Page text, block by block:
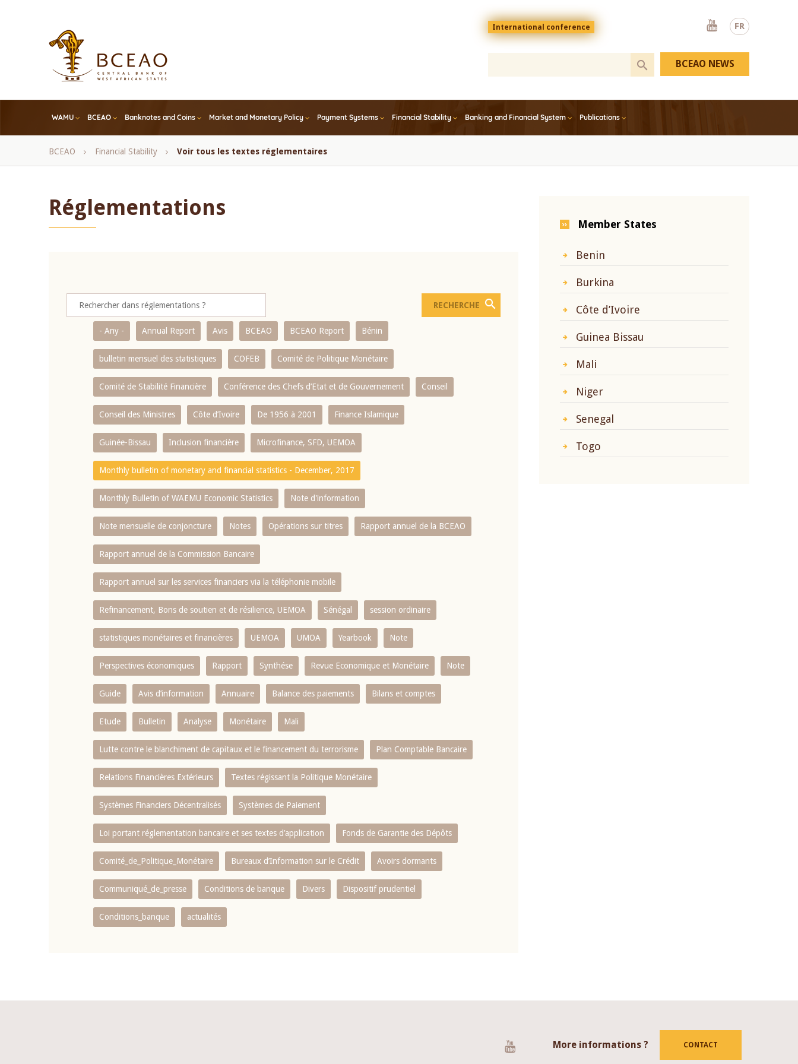
FR
Menu
top
En
International conference
Youtube
WAMU BCEAO Banknotes and Coins Market and Monetary Policy Payment Systems Financial Stability Banking and Financial System Publications
BCEAO NEWS
Breadcrumb
BCEAO Financial Stability Voir tous les textes réglementaires
Réglementations
- Any - Annual Report Avis BCEAO BCEAO Report Bénin
bulletin mensuel des statistiques COFEB Comité de Politique Monétaire
Comité de Stabilité Financière Conférence des Chefs d’Etat et de Gouvernement Conseil
Conseil des Ministres Côte d’Ivoire De 1956 à 2001 Finance Islamique
Guinée-Bissau Inclusion financière Microfinance, SFD, UEMOA
Monthly bulletin of monetary and financial statistics - December, 2017
Monthly Bulletin of WAEMU Economic Statistics Note d'information
Note mensuelle de conjoncture Notes Opérations sur titres Rapport annuel de la BCEAO
Rapport annuel de la Commission Bancaire
Rapport annuel sur les services financiers via la téléphonie mobile
Refinancement, Bons de soutien et de résilience, UEMOA Sénégal session ordinaire
statistiques monétaires et financières UEMOA UMOA Yearbook Note
Perspectives économiques Rapport Synthése Revue Economique et Monétaire Note
Guide Avis d’information Annuaire Balance des paiements Bilans et comptes
Etude Bulletin Analyse Monétaire Mali
Lutte contre le blanchiment de capitaux et le financement du terrorisme Plan Comptable Bancaire
Relations Financières Extérieurs Textes régissant la Politique Monétaire
Systèmes Financiers Décentralisés Systèmes de Paiement
Loi portant réglementation bancaire et ses textes d’application Fonds de Garantie des Dépôts
Comité_de_Politique_Monétaire Bureaux d’Information sur le Crédit Avoirs dormants
Communiqué_de_presse Conditions de banque Divers Dispositif prudentiel
Conditions_banque actualités
Member States
Benin
Burkina
Côte d’Ivoire
Guinea Bissau
Mali
Niger
Senegal
Togo
More informations ? CONTACT